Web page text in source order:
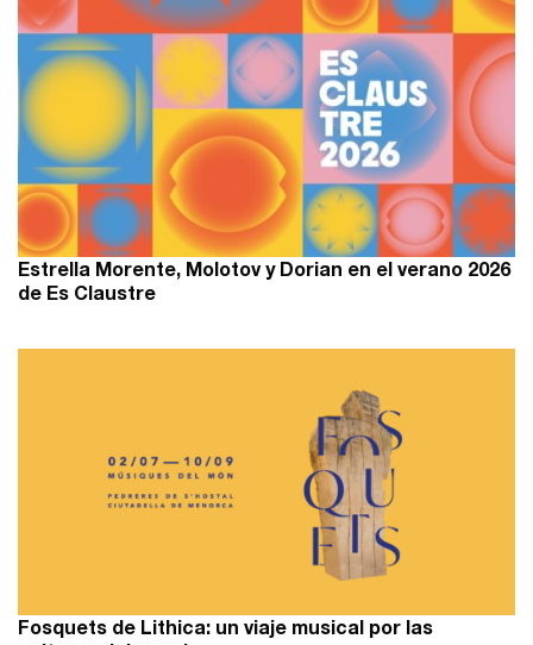
Estrella Morente, Molotov y Dorian en el verano 2026
de Es Claustre
Fosquets de Lithica: un viaje musical por las